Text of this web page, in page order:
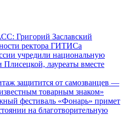
Григорий Заславский
ректора ГИТИСа
учредили национальную
лауреаты вместе
защитится от самозванцев —
товарным знаком»
фестиваль «Фонарь» примет
на благотворительную